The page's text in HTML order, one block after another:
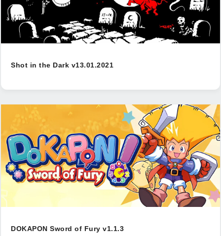
Shot in the Dark v13.01.2021
DOKAPON Sword of Fury v1.1.3